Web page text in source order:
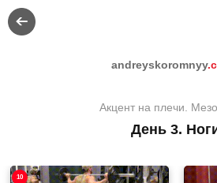
Акцент на плечи.
День 3.
andreyskoromnyy
10